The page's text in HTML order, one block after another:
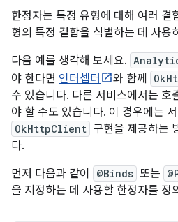
한정자는 특정 유형에 대해 여러 결
형의 특정 결합을 식별하는 데 사용
다음 예를 생각해 보세요.
야 한다면 인터셉터 와 함께
수 있습니다. 다른 서비스에서는 호
야 할 수도 있습니다. 이 경우에는
OkHttpClient 구현을 제공하는
다.
먼저 다음과 같이
@Binds 또는
을 지정하는 데 사용할 한정자를 정